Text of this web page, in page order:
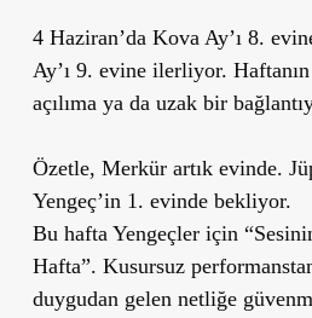
4 Haziran’da Kova Ay’ı 8.
Ay’ı 9. evine ilerliyor.
açılıma ya da uzak bir
Özetle, Merkür artık evinde.
Yengeç’in 1. evinde bekliyor.
Bu hafta Yengeçler için
Hafta”. Kusursuz
duygudan gelen netliğe